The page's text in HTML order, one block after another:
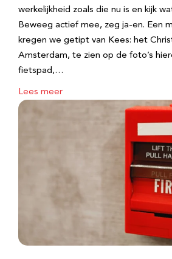
werkelijkheid zoals die nu is en kijk
Beweeg actief mee, zeg ja-en. Een
kregen we getipt van Kees: het
Amsterdam, te zien op de foto’s
fietspad,…
Lees meer